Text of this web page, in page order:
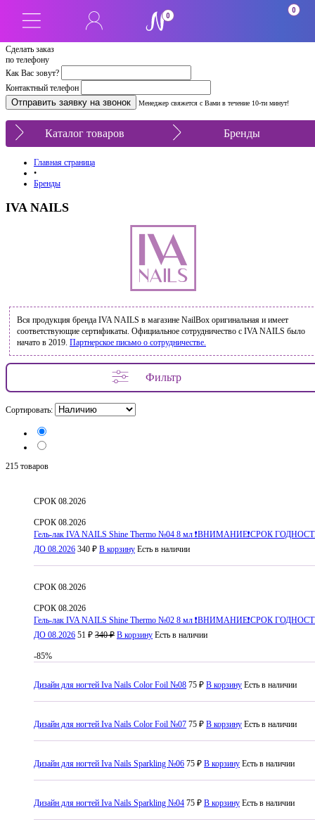
Сделать заказ
по телефону
Как Вас зовут?
Контактный телефон
Менеджер свяжется с Вами в течение 10-ти минут!
0
0
Каталог товаров Бренды
Главная страница
•
Бренды
IVA NAILS
Вся продукция бренда IVA NAILS в магазине NailBox оригинальная и имеет
соответствующие сертификаты. Официальное сотрудничество с IVA NAILS было
начато в 2019. Партнерское письмо о сотрудничестве.
Фильтр
Сортировать:
215 товаров
СРОК 08.2026
СРОК 08.2026
Гель-лак IVA NAILS Shine Thermo №04 8 мл ❗️ВНИМАНИЕ❗️СРОК
ДО 08.2026 340 ₽ В корзину Есть в наличии
СРОК 08.2026
СРОК 08.2026
Гель-лак IVA NAILS Shine Thermo №02 8 мл ❗️ВНИМАНИЕ❗️СРОК
ДО 08.2026 51 ₽ 340 ₽ В корзину Есть в наличии
-85%
Дизайн для ногтей Iva Nails Color Foil №08 75 ₽ В корзину Есть в наличии
Дизайн для ногтей Iva Nails Color Foil №07 75 ₽ В корзину Есть в наличии
Дизайн для ногтей Iva Nails Sparkling №06 75 ₽ В корзину Есть в наличии
Дизайн для ногтей Iva Nails Sparkling №04 75 ₽ В корзину Есть в наличии